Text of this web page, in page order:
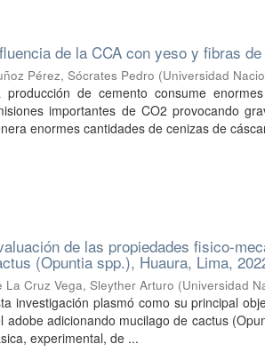
de la CCA con yeso y fibras
Pérez, Sócrates Pedro (Universidad
producción de cemento consume
importantes de CO2 provocando
enormes cantidades de cenizas de
de las propiedades fisico-
(Opuntia spp.), Huaura, Lima,
La Cruz Vega, Sleyther Arturo (Universidad
investigación plasmó como su principal
adobe adicionando mucilago de cactus
experimental, de ...